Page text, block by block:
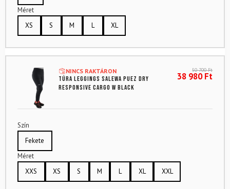
Méret
XS
S M L XL
NINCS RAKTÁRON
Túra leggings SALEWA Puez Dry
Responsive Cargo W Black
50 700Ft
38 980Ft
Szín
Fekete
Méret
XXS
XS S M L XL XXL